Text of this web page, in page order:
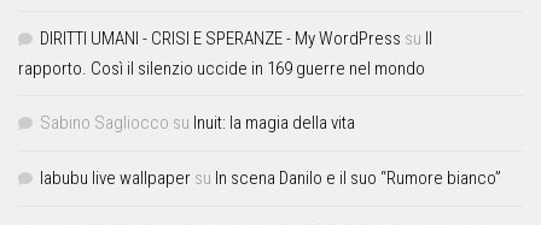
DIRITTI UMANI - CRISI E SPERANZE - My WordPress su
rapporto. Così il silenzio uccide in 169 guerre nel mondo
Sabino Sagliocco su Inuit: la magia della vita
labubu live wallpaper su In scena Danilo e il suo “Rumore bianco”